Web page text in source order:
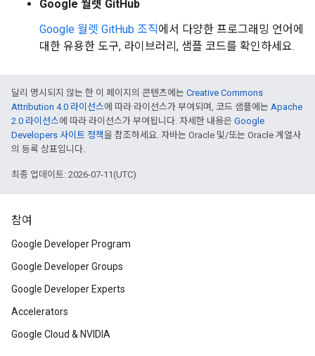
Google 월렛 GitHub
Google 월렛 GitHub 조직에서 다양한 프로그래밍 언어에
대한 유용한 도구, 라이브러리, 샘플 코드를 확인하세요.
달리 명시되지 않는 한 이 페이지의 콘텐츠에는 Creative Commons
Attribution 4.0 라이선스에 따라 라이선스가 부여되며, 코드 샘플에는 Apache
2.0 라이선스에 따라 라이선스가 부여됩니다. 자세한 내용은 Google
Developers 사이트 정책을 참조하세요. 자바는 Oracle 및/또는 Oracle 계열사
의 등록 상표입니다.
최종 업데이트: 2026-07-11(UTC)
참여
Google Developer Program
Google Developer Groups
Google Developer Experts
Accelerators
Google Cloud & NVIDIA